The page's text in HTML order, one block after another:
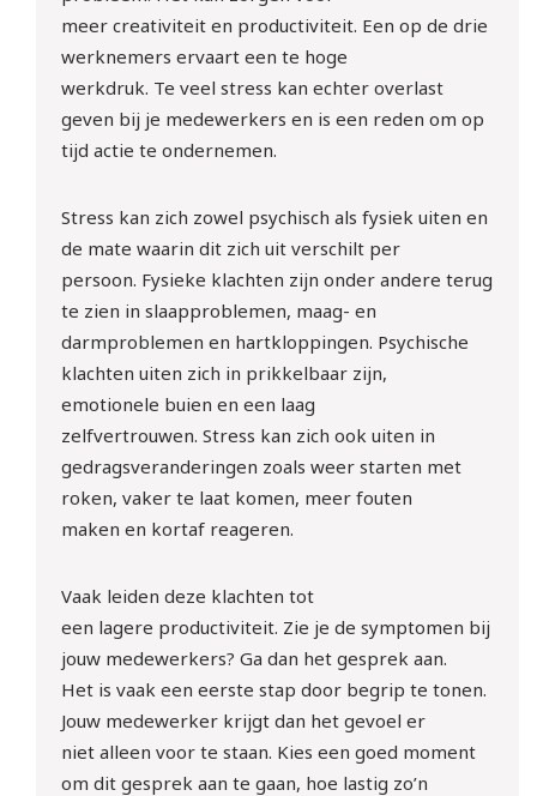
meer creativiteiten productiviteit. Een op de drie
werknemers ervaart een te hoge
werkdruk. Te veel stress kan echter overlast
geven bij je medewerkers en is een reden om op
tijd actie te ondernemen.
Stress kan zich zowel psychisch als fysiek uiten en
de mate waarin dit zich uit verschilt per
persoon. Fysieke klachten zijn onder andere terug
te zien in slaapproblemen, maag- en
darmproblemen en hartkloppingen. Psychische
klachten uiten zich in prikkelbaar zijn,
emotionele buien en een laag
zelfvertrouwen. Stress kan zich ook uiten in
gedragsveranderingen zoals weer starten met
roken, vaker te laat komen, meer fouten
maken en kortaf reageren.
Vaak leiden deze klachten tot
een lagere productiviteit. Zie je de symptomen bij
jouw medewerkers? Ga dan het gesprek aan.
Het is vaak een eerste stap door begrip te tonen.
Jouw medewerker krijgt dan het gevoel er
niet alleen voor te staan. Kies een goed moment
om dit gesprek aan te gaan, hoe lastig zo’n